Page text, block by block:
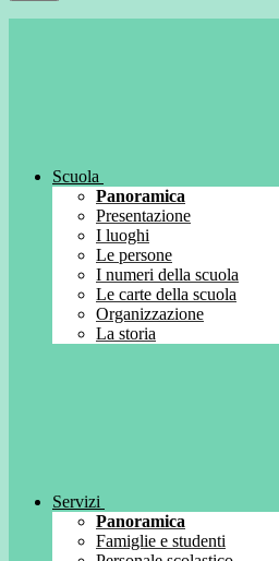
Scuola
Panoramica
Presentazione
I luoghi
Le persone
I numeri della scuola
Le carte della scuola
Organizzazione
La storia
Servizi
Panoramica
Famiglie e studenti